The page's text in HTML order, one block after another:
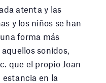
atenta y las
y los niños se han
forma más
sonidos,
que el propio Joan
en la